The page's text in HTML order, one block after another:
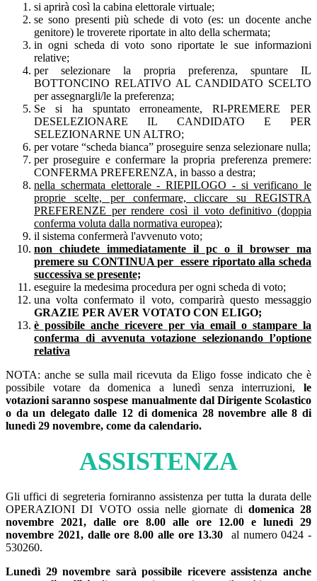
si aprirà così la cabina elettorale virtuale;
se sono presenti più schede di voto (es: un docente anche
genitore) le troverete riportate in alto della schermata;
in ogni scheda di voto sono riportate le sue informazioni
relative;
per selezionare la propria preferenza, spuntare IL
BOTTONCINO RELATIVO AL CANDIDATO SCELTO
per assegnargli/le la preferenza;
Se si ha spuntato erroneamente, RI-PREMERE PER
DESELEZIONARE IL CANDIDATO E PER
SELEZIONARNE UN ALTRO;
per votare “scheda bianca” proseguire senza selezionare nulla;
per proseguire e confermare la propria preferenza premere:
CONFERMA PREFERENZA, in basso a destra;
nella schermata elettorale - RIEPILOGO - si verificano le
proprie scelte, per confermare, cliccare su REGISTRA
PREFERENZE per rendere così il voto definitivo (doppia
conferma voluta dalla normativa europea);
il sistema confermerà l'avvenuto voto;
non chiudete immediatamente il pc o il browser ma
premere su CONTINUA per essere riportato alla scheda
successiva se presente;
eseguire la medesima procedura per ogni scheda di voto;
una volta confermato il voto, comparirà questo messaggio
GRAZIE PER AVER VOTATO CON ELIGO;
è possibile anche ricevere per via email o stampare la
conferma di avvenuta votazione selezionando l’optione
relativa
NOTA: anche se sulla mail ricevuta da Eligo fosse indicato che è
possibile votare da domenica a lunedì senza interruzioni, le
votazioni saranno sospese manualmente dal Dirigente Scolastico
o da un delegato dalle 12 di domenica 28 novembre alle 8 di
lunedì 29 novembre, come da calendario.
ASSISTENZA
Gli uffici di segreteria forniranno assistenza per tutta la durata delle
OPERAZIONI DI VOTO ossia nelle giornate di domenica 28
novembre 2021, dalle ore 8.00 alle ore 12.00 e lunedì 29
novembre 2021, dalle ore 8.00 alle ore 13.30
al numero 0424 -
530260.
Lunedì 29 novembre sarà possibile ricevere assistenza anche